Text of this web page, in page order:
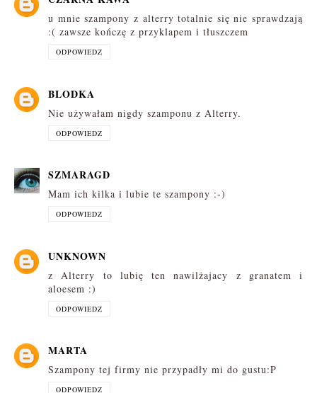
u mnie szampony z alterry totalnie się nie sprawdzają
:( zawsze kończę z przyklapem i tłuszczem
ODPOWIEDZ
BLODKA
Nie używałam nigdy szamponu z Alterry.
ODPOWIEDZ
SZMARAGD
Mam ich kilka i lubie te szampony :-)
ODPOWIEDZ
UNKNOWN
z Alterry to lubię ten nawilżajacy z granatem i
aloesem :)
ODPOWIEDZ
MARTA
Szampony tej firmy nie przypadły mi do gustu:P
ODPOWIEDZ